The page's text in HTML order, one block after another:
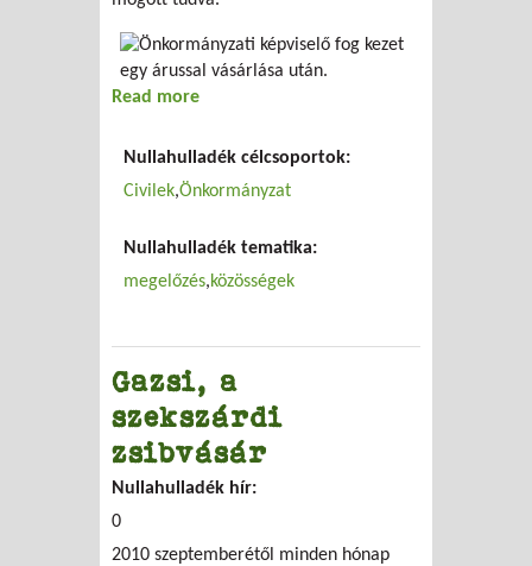
Read more
Nullahulladék célcsoportok:
Civilek Önkormányzat
Nullahulladék tematika:
megelőzés közösségek
Gazsi, a
szekszárdi
zsibvásár
Nullahulladék hír:
0
2010 szeptemberétől minden hónap